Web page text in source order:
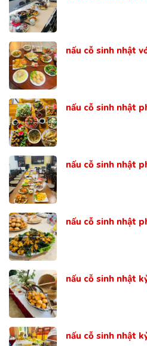
nấu cỗ sinh nhật
nấu cỗ sinh nhật
nấu cỗ sinh nhật
nấu cỗ sinh nhật
nấu cỗ sinh nhật
nấu cỗ sinh nhật